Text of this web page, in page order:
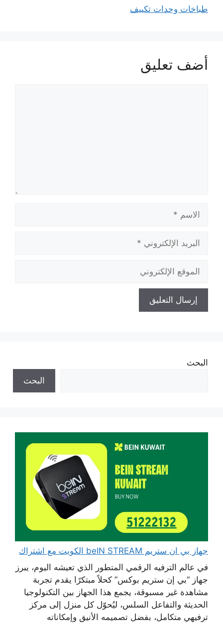
طباخات وحدات تكييف
أضف تعليق
الاسم
البريد
الإلكتروني
الموقع
الإلكتروني
البحث
البحث
جهاز بي ان ستريم beIN STREAM الكويت مع اشتراك
في عالم الترفيه الرقمي المتطور الذي تعيشه اليوم، يبرز
جهاز “بي إن ستريم بوكس” كحلاً مبتكرًا يقدم تجربة
مشاهدة غير مسبوقة، يجمع هذا الجهاز بين التكنولوجيا
الحديثة والتفاعل السلس، ليُحوّل كل منزل إلى مركز
ترفيهي متكامل، بفضل تصميمه الأنيق وإمكاناته